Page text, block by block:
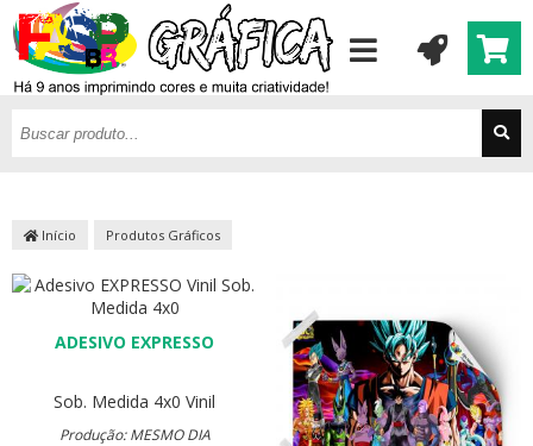
Início Produtos Gráficos
ADESIVO EXPRESSO
Sob. Medida 4x0 Vinil
Produção: MESMO DIA